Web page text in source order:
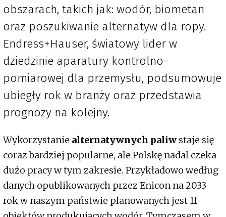
obszarach, takich jak: wodór, biometan
oraz poszukiwanie alternatyw dla ropy.
Endress+Hauser, światowy lider w
dziedzinie aparatury kontrolno-
pomiarowej dla przemysłu, podsumowuje
ubiegły rok w branży oraz przedstawia
prognozy na kolejny.
Wykorzystanie alternatywnych paliw staje się
coraz bardziej popularne, ale Polskę nadal czeka
dużo pracy w tym zakresie. Przykładowo według
danych opublikowanych przez Enicon na 2033
rok w naszym państwie planowanych jest 11